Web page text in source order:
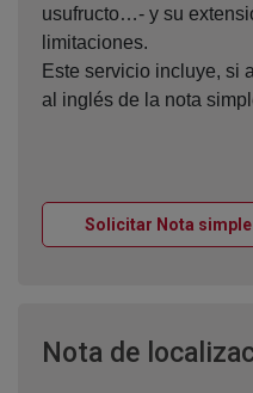
usufructo…- y su
limitaciones.
Este servicio incluye, si
al inglés de la nota
Solicitar Nota simple
Nota de